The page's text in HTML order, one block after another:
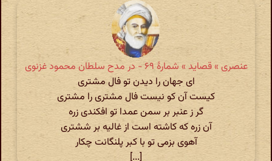
عنصری » قصاید » شمارهٔ ۶۹ - در مدح سلطان محمود غزنوی
ای جهان را دیدن تو فال مشتری
کیست آن کو نیست فال مشتری را مشتری
گر ز عنبر بر سمن عمدا تو افکندی زره
آن زره که کاشته است از غالیه بر ششتری
آهوی بزمی تو با کبر پلنگانت چکار
[...]